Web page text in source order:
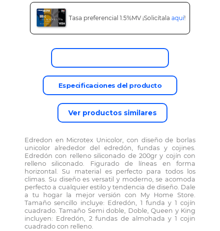
Tasa preferencial 1.5%MV ¡Solicítala aquí!
Especificaciones del producto
Ver productos similares
Edredon en Microtex Unicolor, con diseño de borlas
unicolor alrededor del edredón, fundas y cojines.
Edredón con relleno siliconado de 200gr y cojín con
relleno siliconado. Figurado de líneas en forma
horizontal. Su material es perfecto para todos los
climas. Su diseño es versatil y moderno, se acomoda
perfecto a cualquier estilo y tendencia de diseño. Dale
a tu hogar la mejor versión con My Home Store.
Tamaño sencillo incluye: Edredón, 1 funda y 1 cojín
cuadrado. Tamaño Semi doble, Doble, Queen y King
incluyen: Edredón, 2 fundas de almohada y 1 cojin
cuadrado con relleno.